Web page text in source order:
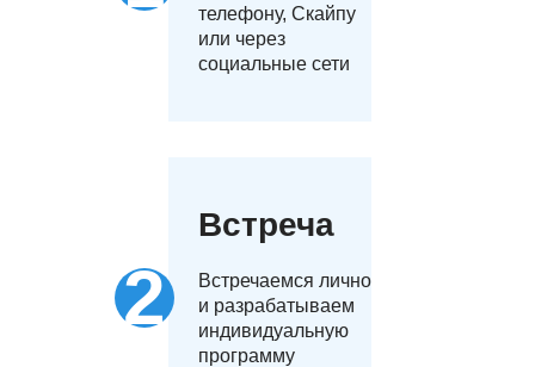
телефону, Скайпу
или через
социальные сети
Встреча
Встречаемся лично
и разрабатываем
индивидуальную
программу